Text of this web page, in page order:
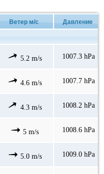
Ветер м/с Давление
5.2 m/s 1007.3 hPa
4.6 m/s 1007.7 hPa
4.3 m/s 1008.2 hPa
5 m/s 1008.6 hPa
5.0 m/s 1009.0 hPa